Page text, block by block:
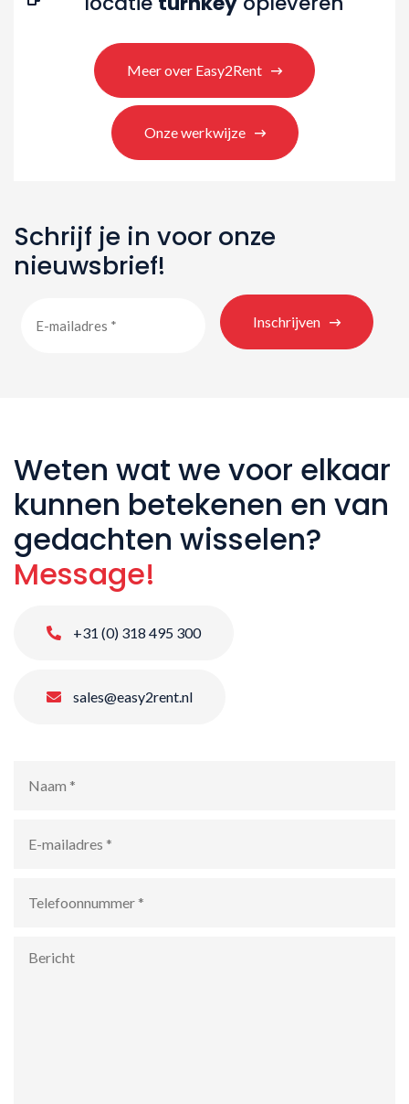
Meer over Easy2Rent
Onze werkwijze
Schrijf je in voor onze
nieuwsbrief!
Inschrijven
Weten wat we voor elkaar
kunnen betekenen en van
gedachten wisselen?
Message!
+31 (0) 318 495 300
sales@easy2rent.nl
mailadres *